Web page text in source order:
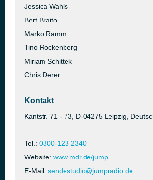
Jessica Wahls
Bert Braito
Marko Ramm
Tino Rockenberg
Miriam Schittek
Chris Derer
Kontakt
Kantstr. 71 - 73, D-04275 Leipzig,
Tel.: 0800-123 2340
Website: www.mdr.de/jump
E-Mail: sendestudio@jumpradio.de